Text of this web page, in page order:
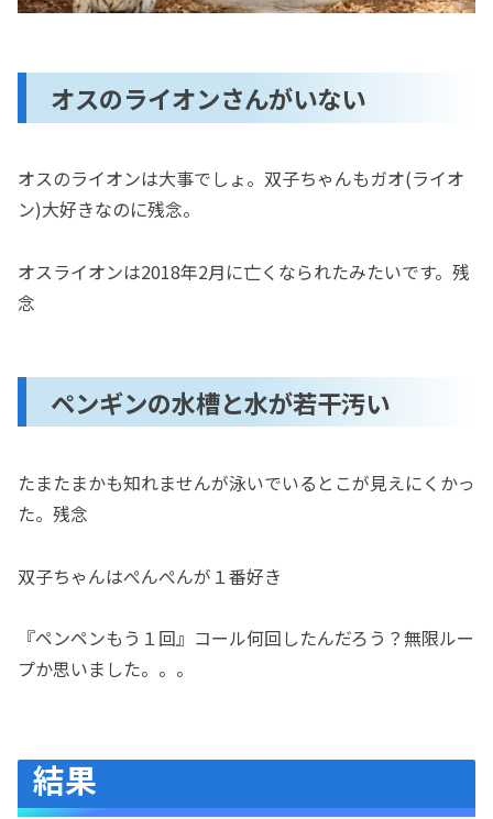
オスのライオンさんがいない
オスのライオンは大事でしょ。双子ちゃんもガオ(ライオ
ン)大好きなのに残念。
オスライオンは2018年2月に亡くなられたみたいです。残
念
ペンギンの水槽と水が若干汚い
たまたまかも知れませんが泳いでいるとこが見えにくかっ
た。残念
双子ちゃんはぺんぺんが１番好き
『ペンペンもう１回』コール何回したんだろう？無限ルー
プか思いました。。。
結果